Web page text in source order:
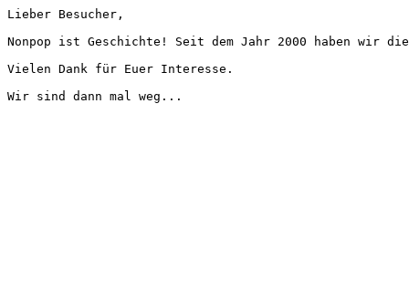
Lieber Besucher,
Nonpop ist Geschichte! Seit dem Jahr 2000 haben wir
Vielen Dank für Euer Interesse.
Wir sind dann mal weg...